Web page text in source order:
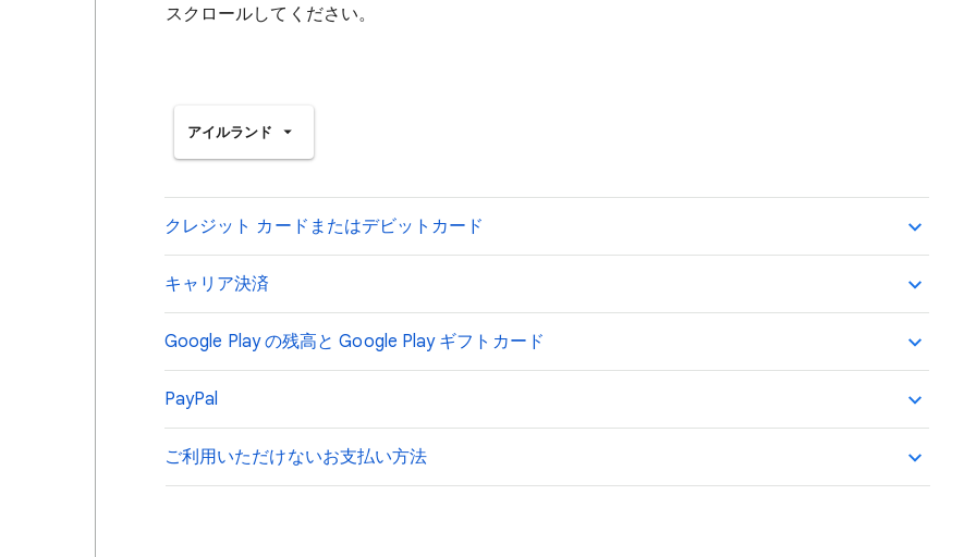
スクロールしてください。
アイルランド
クレジット カードまたはデビットカード
キャリア決済
Google Play の残高と Google Play ギフトカード
PayPal
ご利用いただけないお支払い方法